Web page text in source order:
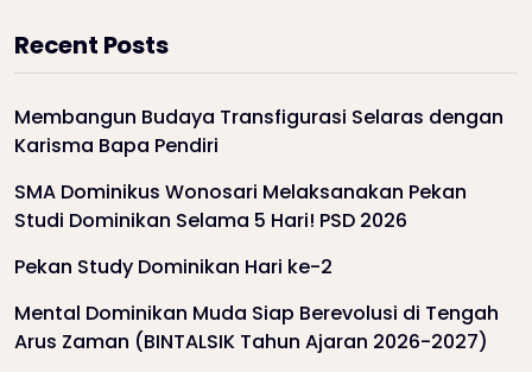
Recent Posts
Membangun Budaya Transfigurasi Selaras dengan
Karisma Bapa Pendiri
SMA Dominikus Wonosari Melaksanakan Pekan
Studi Dominikan Selama 5 Hari! PSD 2026
Pekan Study Dominikan Hari ke-2
Mental Dominikan Muda Siap Berevolusi di Tengah
Arus Zaman (BINTALSIK Tahun Ajaran 2026-2027)